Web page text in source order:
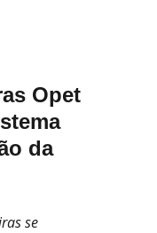
Opet
da
se